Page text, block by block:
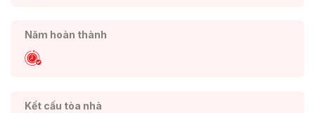
Năm hoàn thành
Kết cấu tòa nhà